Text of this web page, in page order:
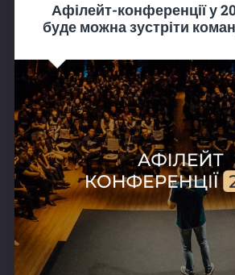
Афілейт-конференції у
буде можна зустріти